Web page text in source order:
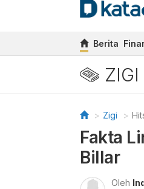
Berita
ZIGI
Zigi
Fakta
Billar
Oleh